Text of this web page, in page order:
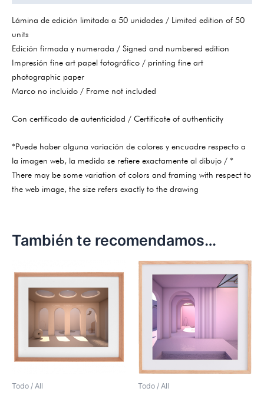
Lámina de edición limitada a 50 unidades / Limited edition of 50
units
Edición firmada y numerada / Signed and numbered edition
Impresión fine art papel fotográfico / printing fine art
photographic paper
Marco no incluido / Frame not included
Con certificado de autenticidad / Certificate of authenticity
*Puede haber alguna variación de colores y encuadre respecto a
la imagen web, la medida se refiere exactamente al dibujo / *
There may be some variation of colors and framing with respect to
the web image, the size refers exactly to the drawing
También te recomendamos…
Todo / All Todo / All